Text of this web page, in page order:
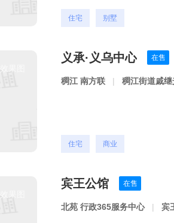
住宅 别墅
效果图
义承·义乌中心 在售
稠江 南方联 | 稠江街道戚
住宅 商业
效果图
宾王公馆 在售
北苑 行政365服务中心 | 宾